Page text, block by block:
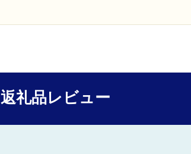
返礼品レビュー